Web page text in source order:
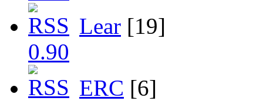
Lear [19]
ERC [6]